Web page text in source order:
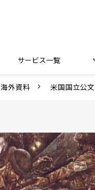
サービス一覧
海外資料 米国国立公